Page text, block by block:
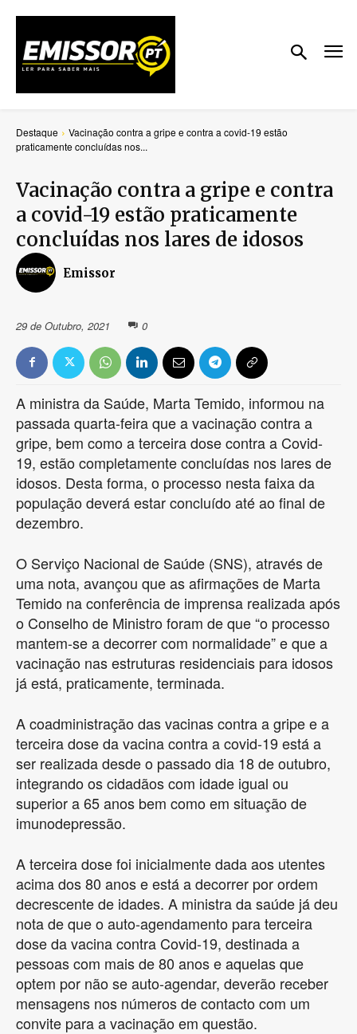
Destaque
Vacinação contra a gripe e contra a covid-19 estão
praticamente concluídas nos...
Vacinação contra a gripe e contra
a covid-19 estão praticamente
concluídas nos lares de idosos
Emissor
29 de Outubro, 2021 0
A ministra da Saúde, Marta Temido, informou na
passada quarta-feira que a vacinação contra a
gripe, bem como a terceira dose contra a Covid-
19, estão completamente concluídas nos lares de
idosos. Desta forma, o processo nesta faixa da
população deverá estar concluído até ao final de
dezembro.
O Serviço Nacional de Saúde (SNS), através de
uma nota, avançou que as afirmações de Marta
Temido na conferência de imprensa realizada após
o Conselho de Ministro foram de que “o processo
mantem-se a decorrer com normalidade” e que a
vacinação nas estruturas residenciais para idosos
já está, praticamente, terminada.
A coadministração das vacinas contra a gripe e a
terceira dose da vacina contra a covid-19 está a
ser realizada desde o passado dia 18 de outubro,
integrando os cidadãos com idade igual ou
superior a 65 anos bem como em situação de
imunodepressão.
A terceira dose foi inicialmente dada aos utentes
acima dos 80 anos e está a decorrer por ordem
decrescente de idades. A ministra da saúde já deu
nota de que o auto-agendamento para terceira
dose da vacina contra Covid-19, destinada a
pessoas com mais de 80 anos e aquelas que
optem por não se auto-agendar, deverão receber
mensagens nos números de contacto com um
convite para a vacinação em questão.